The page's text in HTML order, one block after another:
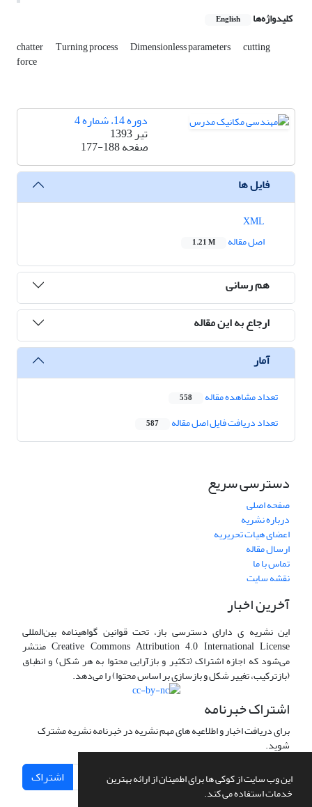
این وب سایت از کوکی ها برای اطمینان از ارائه بهترین
خدمات استفاده می کند.
کلیدواژه‌ها English
chatter Turning process Dimensionless parameters cutting
force
دوره 14، شماره 4
تیر 1393
صفحه177-188
فایل ها
اصل مقاله
1.21 M
هم رسانی
ارجاع به این مقاله
آمار
تعداد مشاهده مقاله 558
تعداد دریافت فایل اصل مقاله 587
دسترسی سریع
صفحه اصلی
درباره نشریه
اعضای هیات تحریریه
ارسال مقاله
تماس با ما
نقشه سایت
آخرین اخبار
این نشریه ی دارای دسترسی باز، تحت قوانین گواهینامه بین‌المللی
Creative Commons Attribution 4.0 International License منتشر
می‌شود که اجازه اشتراک (تکثیر و بازآرایی محتوا به هر شکل) و انطباق
(بازترکیب، تغییر شکل و بازسازی بر اساس محتوا) را می‌دهد.
اشتراک خبرنامه
برای دریافت اخبار و اطلاعیه های مهم نشریه در خبرنامه نشریه مشترک
شوید.
اشتراک